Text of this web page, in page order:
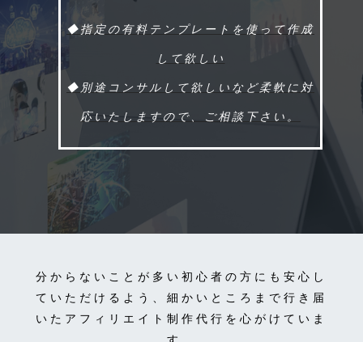
◆指定の有料テンプレートを使って作成
して欲しい
◆別途コンサルして欲しいなど柔軟に対
応いたしますので、ご相談下さい。
分からないことが多い初心者の方にも安心し
ていただけるよう、細かいところまで行き届
いたアフィリエイト制作代行を心がけていま